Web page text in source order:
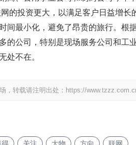
的投资更大，以满足客户日益增
间最小化，避免了昂贵的旅行。根
的公司，特别是现场服务公司和工
处不在。
，转载请注明出处： https://